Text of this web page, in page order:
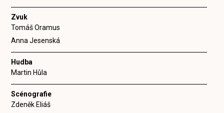
Zvuk
Tomáš Oramus
Anna Jesenská
Hudba
Martin Hůla
Scénografie
Zdeněk Eliáš